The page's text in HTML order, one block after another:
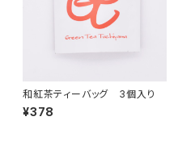
和紅茶ティーバッグ 3個入り
¥378